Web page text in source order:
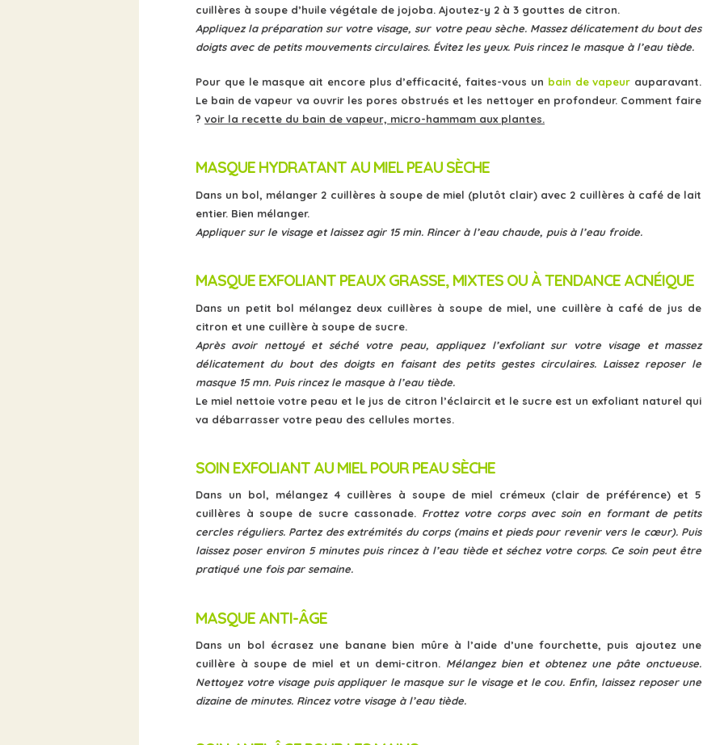
cuillères à soupe d’huile végétale de jojoba. Ajoutez-y 2 à 3 gouttes de citron.
Appliquez la préparation sur votre visage, sur votre peau sèche. Massez délicatement du bout des
doigts avec de petits mouvements circulaires. Évitez les yeux. Puis rincez le masque à l’eau tiède.
Pour que le masque ait encore plus d’efficacité, faites-vous un bain de vapeur auparavant.
Le bain de vapeur va ouvrir les pores obstrués et les nettoyer en profondeur. Comment faire
? voir la recette du bain de vapeur, micro-hammam aux plantes.
MASQUE HYDRATANT AU MIEL PEAU SÈCHE
Dans un bol, mélanger 2 cuillères à soupe de miel (plutôt clair) avec 2 cuillères à café de lait
entier. Bien mélanger.
Appliquer sur le visage et laissez agir 15 min. Rincer à l’eau chaude, puis à l’eau froide.
MASQUE EXFOLIANT PEAUX GRASSE, MIXTES OU À TENDANCE ACNÉIQUE
Dans un petit bol mélangez deux cuillères à soupe de miel, une cuillère à café de jus de
citron et une cuillère à soupe de sucre.
Après avoir nettoyé et séché votre peau, appliquez l’exfoliant sur votre visage et massez
délicatement du bout des doigts en faisant des petits gestes circulaires. Laissez reposer le
masque 15 mn. Puis rincez le masque à l’eau tiède.
Le miel nettoie votre peau et le jus de citron l’éclaircit et le sucre est un exfoliant naturel qui
va débarrasser votre peau des cellules mortes.
SOIN EXFOLIANT AU MIEL POUR PEAU SÈCHE
Dans un bol, mélangez 4 cuillères à soupe de miel crémeux (clair de préférence) et 5
cuillères à soupe de sucre cassonade. Frottez votre corps avec soin en formant de petits
cercles réguliers. Partez des extrémités du corps (mains et pieds pour revenir vers le cœur). Puis
laissez poser environ 5 minutes puis rincez à l’eau tiède et séchez votre corps. Ce soin peut être
pratiqué une fois par semaine.
MASQUE ANTI-ÂGE
Dans un bol écrasez une banane bien mûre à l’aide d’une fourchette, puis ajoutez une
cuillère à soupe de miel et un demi-citron. Mélangez bien et obtenez une pâte onctueuse.
Nettoyez votre visage puis appliquer le masque sur le visage et le cou. Enfin, laissez reposer une
dizaine de minutes. Rincez votre visage à l’eau tiède.